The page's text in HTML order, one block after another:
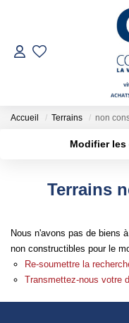
Accueil Terrains non
Modifier les
Type de bien
Budget max
Terrains
Nous n'avons pas de biens
non constructibles pour le
Re-soumettre la
Transmettez-nous votre